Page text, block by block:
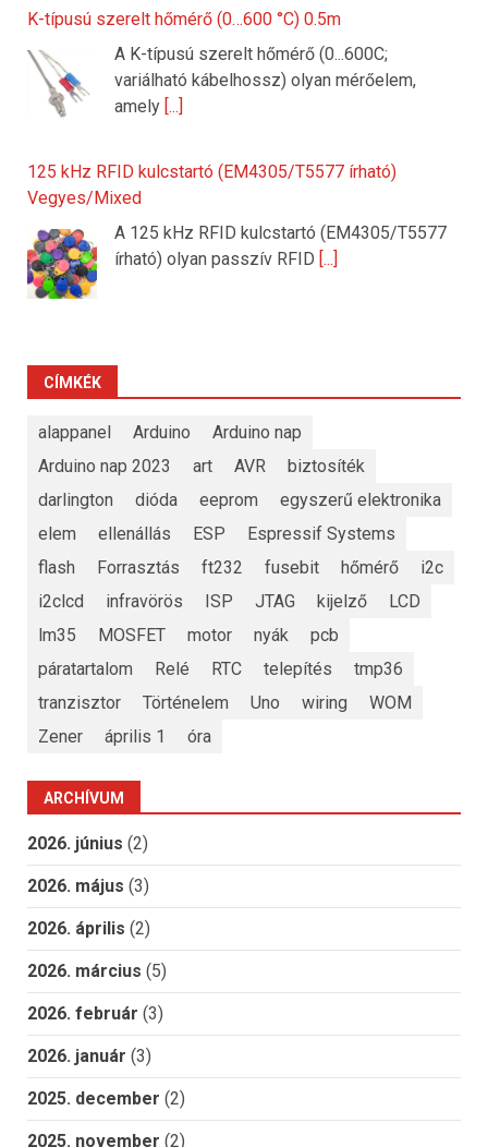
K-típusú szerelt hőmérő (0…600 °C) 0.5m
A K-típusú szerelt hőmérő (0...600C;
variálható kábelhossz) olyan mérőelem,
amely [...]
125 kHz RFID kulcstartó (EM4305/T5577 írható)
Vegyes/Mixed
A 125 kHz RFID kulcstartó (EM4305/T5577
írható) olyan passzív RFID [...]
CÍMKÉK
alappanel Arduino
Arduino nap
Arduino nap 2023
art AVR
biztosíték
darlington
dióda eeprom
egyszerű elektronika
elem
ellenállás ESP
Espressif Systems
flash
Forrasztás ft232 fusebit hőmérő
i2c
i2clcd
infravörös ISP JTAG kijelző
LCD
lm35
MOSFET motor nyák
pcb
páratartalom
Relé RTC telepítés
tmp36
tranzisztor
Történelem Uno wiring
WOM
Zener
április 1 óra
ARCHÍVUM
2026. június (2)
2026. május (3)
2026. április (2)
2026. március (5)
2026. február (3)
2026. január (3)
2025. december (2)
2025. november (2)